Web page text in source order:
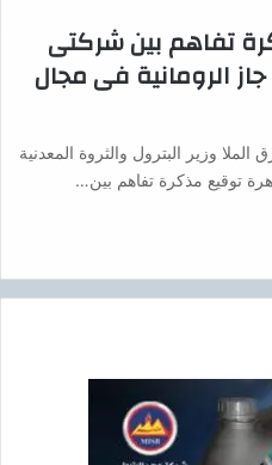
تفاهم بين شركتى
الرومانية فى مجال
وزير البترول والثروة المعدنية
توقيع مذكرة تفاهم بين…